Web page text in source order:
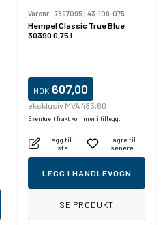
Varenr.: 7897095 43-109-075
Hempel Classic True Blue
30390 0,75 l
NOK 607,00
eksklusiv MVA 485,60
Eventuelt frakt kommer i tillegg.
Legg til i
liste
Lagre til
senere
LEGG I HANDLEVOGN
SE PRODUKT